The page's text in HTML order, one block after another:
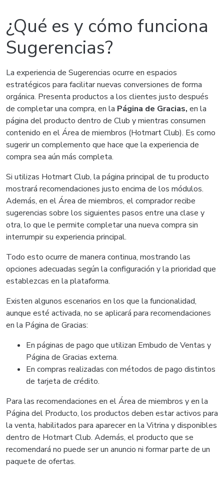
¿Qué es y cómo funciona
Sugerencias?
La experiencia de Sugerencias ocurre en espacios
estratégicos para facilitar nuevas conversiones de forma
orgánica. Presenta productos a los clientes justo después
de completar una compra, en la Página de Gracias, en la
página del producto dentro de Club y mientras consumen
contenido en el Área de miembros (Hotmart Club). Es como
sugerir un complemento que hace que la experiencia de
compra sea aún más completa.
Si utilizas Hotmart Club, la página principal de tu producto
mostrará recomendaciones justo encima de los módulos.
Además, en el Área de miembros, el comprador recibe
sugerencias sobre los siguientes pasos entre una clase y
otra, lo que le permite completar una nueva compra sin
interrumpir su experiencia principal.
Todo esto ocurre de manera continua, mostrando las
opciones adecuadas según la configuración y la prioridad que
establezcas en la plataforma.
Existen algunos escenarios en los que la funcionalidad,
aunque esté activada, no se aplicará para recomendaciones
en la Página de Gracias:
En páginas de pago que utilizan Embudo de Ventas y
Página de Gracias externa.
En compras realizadas con métodos de pago distintos
de tarjeta de crédito.
Para las recomendaciones en el Área de miembros y en la
Página del Producto, los productos deben estar activos para
la venta, habilitados para aparecer en la Vitrina y disponibles
dentro de Hotmart Club. Además, el producto que se
recomendará no puede ser un anuncio ni formar parte de un
paquete de ofertas.